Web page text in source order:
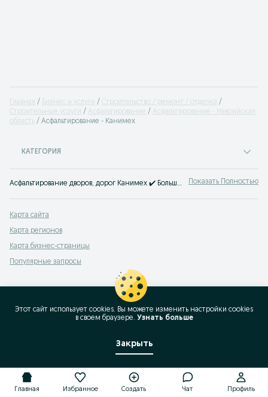
Главная Бизнес и услуги
Строительство / ремонт / отделка
Cтроительные услуги
Асфальтирование
Асфальтирование - Навоийская
область
Асфальтирование - Канимех
КАТЕГОРИЯ
Асфальтирование дворов, дорог Канимех ✔️ Большой выбор строительных компаний и частных бригад, доступные цены ☝ Заказать укладку асфальта под ключ можно на OLX.uz! Показать Полностью
Карта сайта
Карта регионов
Карта бизнес-страницы
Популярные запросы
Главная Избранное Создать Чат Профиль
Этот сайт использует cookies. Вы можете изменить настройки cookies
в своeм браузере. Узнать больше
Закрыть